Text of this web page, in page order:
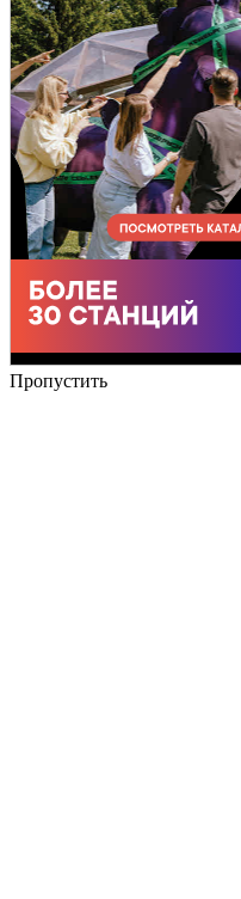
Пропустить